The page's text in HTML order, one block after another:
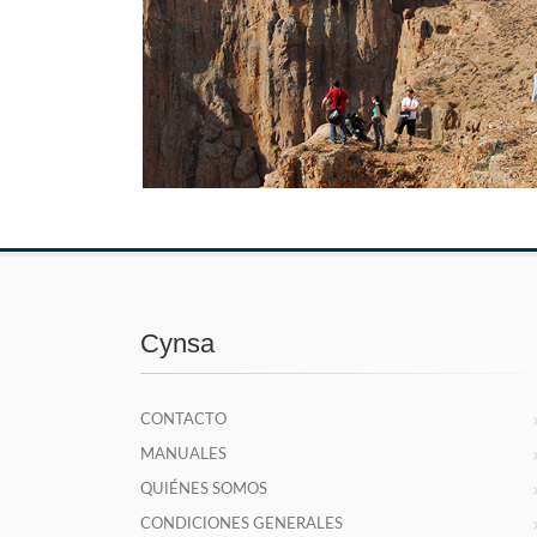
Cynsa
CONTACTO
MANUALES
QUIÉNES SOMOS
CONDICIONES GENERALES